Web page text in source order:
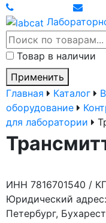
Товар в наличии
Применить
Главная
Каталог
оборудование
для лаборатории
ИНН 7816701540 /
Юридический
Петербург,